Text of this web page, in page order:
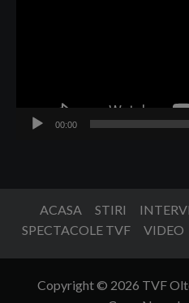
00:00
ACASA STIRI
SPECTACOLE TVF
VIDEO
Copyright © 2026 TVF